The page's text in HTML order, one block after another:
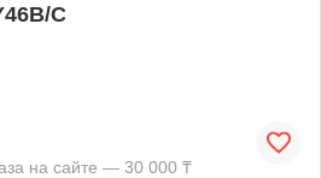
C
на сайте — 30 000 ₸